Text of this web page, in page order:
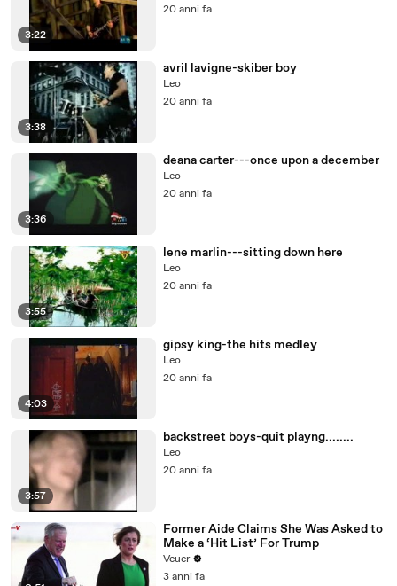
3:22
20 anni fa
3:38
avril lavigne-skiber boy
Leo
20 anni fa
3:36
deana carter---once upon a december
Leo
20 anni fa
3:55
lene marlin---sitting down here
Leo
20 anni fa
4:03
gipsy king-the hits medley
Leo
20 anni fa
3:57
backstreet boys-quit playng........
Leo
20 anni fa
Former Aide Claims She Was Asked to
Make a ‘Hit List’ For Trump
Veuer
3 anni fa